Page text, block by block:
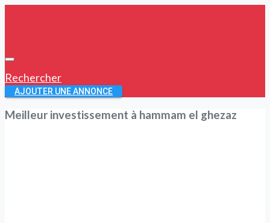
Rechercher
AJOUTER UNE ANNONCE
Meilleur investissement à hammam el ghezaz